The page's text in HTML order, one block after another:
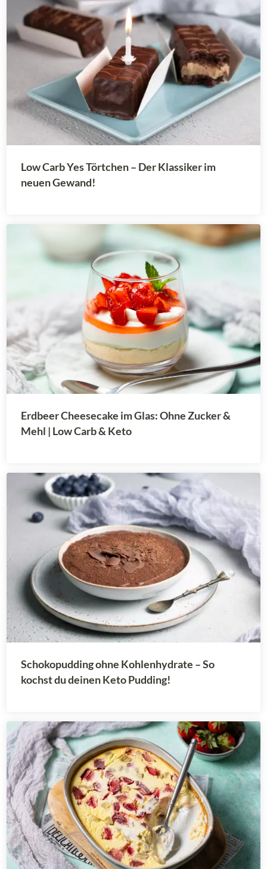
Low Carb Yes Törtchen – Der Klassiker im
neuen Gewand!
Erdbeer Cheesecake im Glas: Ohne Zucker &
Mehl | Low Carb & Keto
Schokopudding ohne Kohlenhydrate – So
kochst du deinen Keto Pudding!